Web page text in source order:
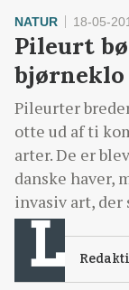
NATUR 18-05-
Pileurt
bjørneklo
Pileurter
otte ud af ti
arter. De er
danske haver,
invasiv art, der